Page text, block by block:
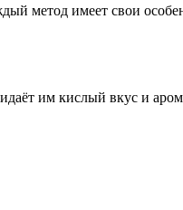
метод имеет свои
им кислый вкус и